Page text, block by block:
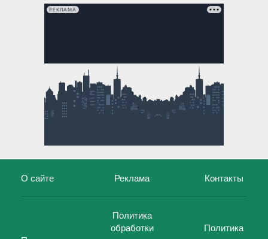
РЕКЛАМА
О сайте Реклама Контакты
Политика
обработки
Политика